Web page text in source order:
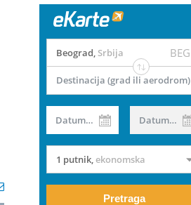
Beograd, Srbija BEG
Destinacija (grad ili aerodrom)
Datum od Datum do
1 putnik,ekonomska
Pretraga